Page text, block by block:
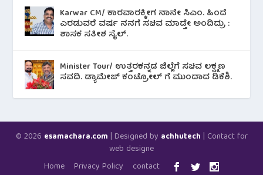
Karwar CM/ ಕಾರವಾರಕ್ಕೀಗ ನಾನೇ ಸಿಎಂ. ಹಿಂದೆ
ಎರಡುವರೆ ವರ್ಷ ನನಗೆ ಸಚಿವ ಮಾಡ್ತೇ ಅಂದಿದ್ರು :
ಶಾಸಕ ಸತೀಶ ಸೈಲ್.
Minister Tour/ ಉತ್ತರಕನ್ನಡ ಜಿಲ್ಲೆಗೆ ಸಚಿವ ಲಕ್ಷ್ಮಣ
ಸವದಿ. ಡ್ಯಾಮೇಜ್ ಕಂಟ್ರೋಲ್ ಗೆ ಮುಂದಾದ ಡಿಕೆಶಿ.
© 2026 esamachara.com | Designed by achhutech | Contact for
web designe
Home
Privacy Policy contact